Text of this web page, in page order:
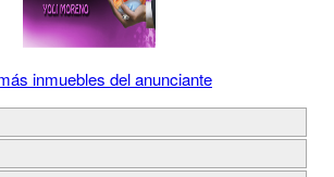
inmuebles del anunciante